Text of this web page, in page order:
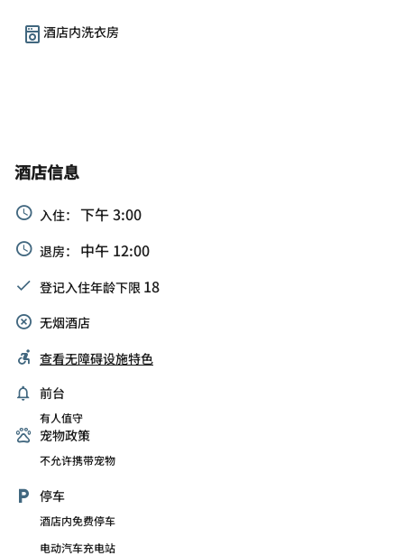
酒店内洗衣房
酒店信息
入住： 下午 3:00
退房： 中午 12:00
登记入住年龄下限 18
无烟酒店
查看无障碍设施特色
前台
有人值守
宠物政策
不允许携带宠物
停车
酒店内免费停车
电动汽车充电站